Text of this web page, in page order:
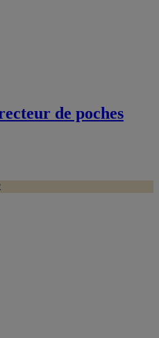
de poches